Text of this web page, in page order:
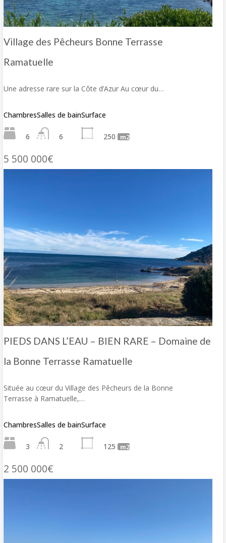
Village des Pêcheurs Bonne Terrasse
Ramatuelle
Une adresse rare sur la Côte d’Azur Au cœur du…
Chambres
6
Salles de bain
6
Surface
250 m2
5 500 000€
PIEDS DANS L’EAU – BIEN RARE – Domaine de
la Bonne Terrasse Ramatuelle
Située au cœur du Village des Pêcheurs de la Bonne
Terrasse à Ramatuelle,…
Chambres
3
Salles de bain
2
Surface
125 m2
2 500 000€